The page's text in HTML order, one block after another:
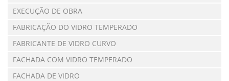
EXECUÇÃO DE OBRA
FABRICAÇÃO DO VIDRO TEMPERADO
FABRICANTE DE VIDRO CURVO
FACHADA COM VIDRO TEMPERADO
FACHADA DE VIDRO